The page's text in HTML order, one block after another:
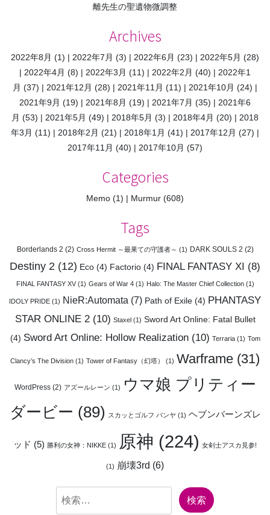
離先生の聖遺物微調整
Archives
2022年8月 (1) 2022年7月 (3) 2022年6月 (23) 2022年5月 (28)
2022年4月 (8) 2022年3月 (11) 2022年2月 (40)
2022年1
月 (37) 2021年12月 (28) 2021年11月 (11) 2021年10月 (24)
2021年9月 (19) 2021年8月 (19) 2021年7月 (35)
2021年6
月 (53) 2021年5月 (49) 2018年5月 (3) 2018年4月 (20)
2018
年3月 (11) 2018年2月 (21) 2018年1月 (41) 2017年12月 (27)
2017年11月 (40) 2017年10月 (57)
Categories
Memo (1) Murmur (608)
Tags
Borderlands 2 (2) Cross Hermit ～最果ての守護者～ (1) DARK SOULS 2 (2)
Destiny 2 (12) Eco (4) Factorio (4) FINAL FANTASY XI (8)
FINAL FANTASY XV(1) Gears of War 4(1) Halo: The Master Chief Collection(1)
IDOLY PRIDE (1) NieR:Automata (7) Path of Exile (4) PHANTASY
STAR ONLINE 2(10) Staxel(1) Sword Art Online: Fatal Bullet
(4) Sword Art Online: Hollow Realization(10) Terraria(1) Tom
Clancy’s The Division (1) Tower of Fantasy（幻塔） (1) Warframe (31)
WordPress(2) アズールレーン (1)
ウマ娘 プリティー
ダービー (89) スカッとゴルフ パンヤ (1) ヘブンバーンズレ
ッド (5) 勝利の女神：NIKKE (1) 原神 (224) 女剣士アスカ見参!
(1) 崩壊3rd (6)